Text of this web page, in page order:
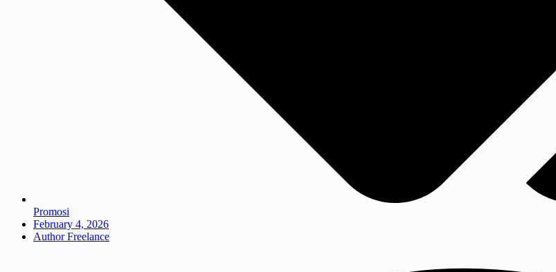
Promosi
February 4, 2026
Author Freelance